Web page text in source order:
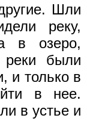
Шли
реку,
в озеро,
были
и только в
в нее.
в устье и